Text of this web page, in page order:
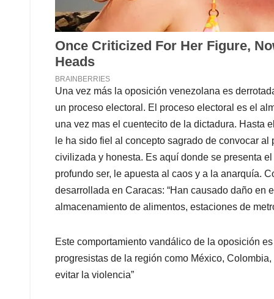
Una vez más la oposición venezolana es
un proceso electoral. El proceso electoral es el
una vez mas el cuentecito de la dictadura. Hasta
le ha sido fiel al concepto sagrado de convocar
civilizada y honesta. Es aquí donde se presenta
profundo ser, le apuesta al caos y a la anarquía.
desarrollada en Caracas: “Han causado daño en
almacenamiento de alimentos, estaciones de
Este comportamiento vandálico de la oposición
progresistas de la región como México,
evitar la violencia”